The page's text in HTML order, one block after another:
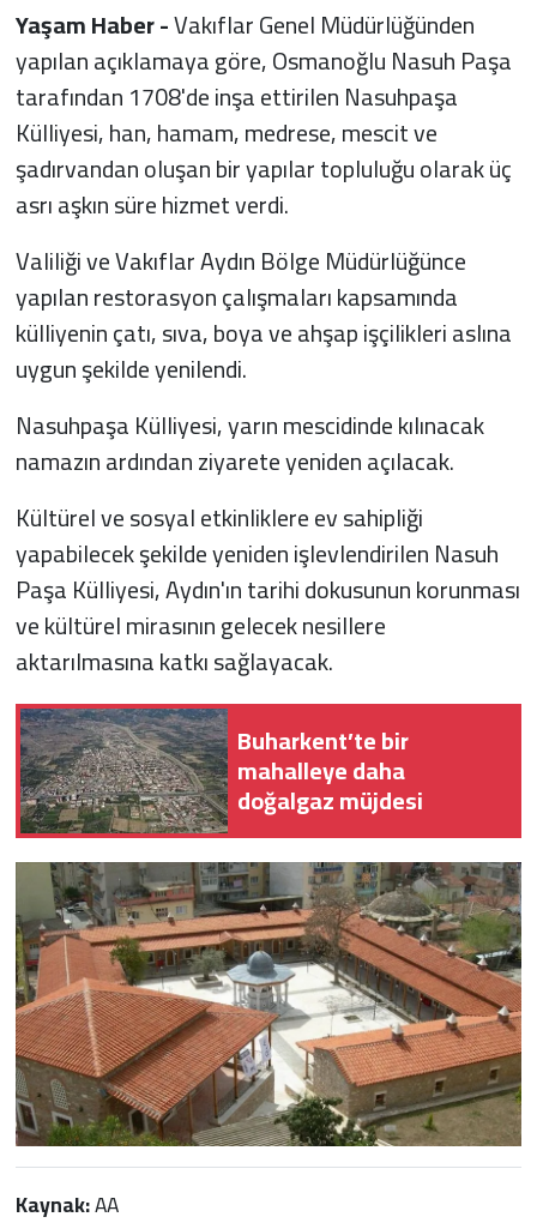
Yaşam Haber -Vakıflar Genel Müdürlüğünden
yapılan açıklamaya göre, Osmanoğlu Nasuh Paşa
tarafından 1708'de inşa ettirilen Nasuhpaşa
Külliyesi, han, hamam, medrese, mescit ve
şadırvandan oluşan bir yapılar topluluğu olarak üç
asrı aşkın süre hizmet verdi.
Valiliği ve Vakıflar Aydın Bölge Müdürlüğünce
yapılan restorasyon çalışmaları kapsamında
külliyenin çatı, sıva, boya ve ahşap işçilikleri aslına
uygun şekilde yenilendi.
Nasuhpaşa Külliyesi, yarın mescidinde kılınacak
namazın ardından ziyarete yeniden açılacak.
Kültürel ve sosyal etkinliklere ev sahipliği
yapabilecek şekilde yeniden işlevlendirilen Nasuh
Paşa Külliyesi, Aydın'ın tarihi dokusunun korunması
ve kültürel mirasının gelecek nesillere
aktarılmasına katkı sağlayacak.
Buharkent’te bir
mahalleye daha
doğalgaz müjdesi
Kaynak:AA